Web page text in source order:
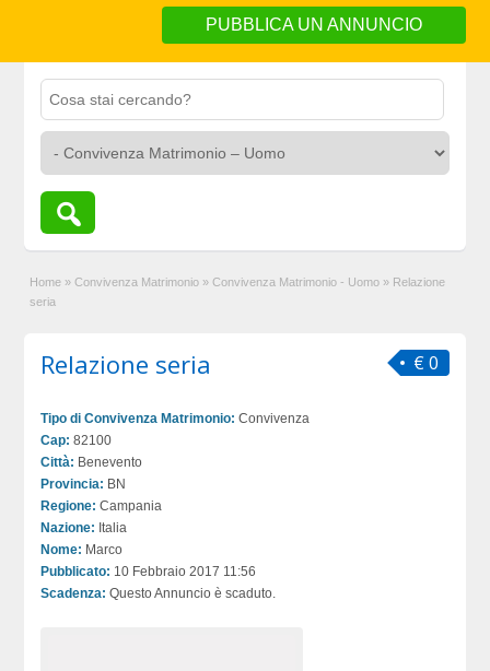
PUBBLICA UN ANNUNCIO
Home » Convivenza Matrimonio » Convivenza Matrimonio - Uomo » Relazione
seria
€ 0
Relazione seria
Tipo di Convivenza Matrimonio: Convivenza
Cap: 82100
Città: Benevento
Provincia: BN
Regione: Campania
Nazione: Italia
Nome: Marco
Pubblicato: 10 Febbraio 2017 11:56
Scadenza: Questo Annuncio è scaduto.